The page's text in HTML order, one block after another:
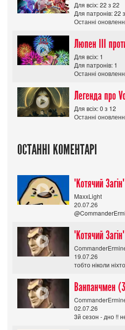
Для всіх: 22 з 22
Для патронів: 22
Останні
Для всіх: 1
Для патронів: 1
Останні
Для всіх: 0 з 12
Останні
ОСТАННІ КОМЕНТАРІ
MaxxLight
20.07.26
19.07.26
тобто ніколи
Ванпанчмен
02.07.26
3й сезон - дно !!